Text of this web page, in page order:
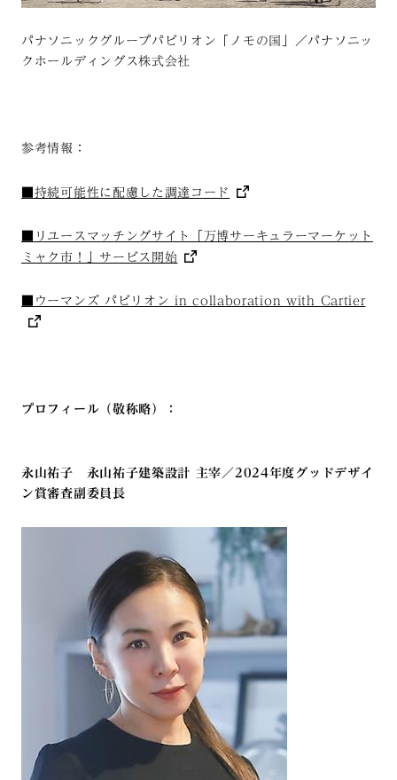
パナソニックグループパビリオン「ノモの国」／パナソニッ
クホールディングス株式会社
参考情報：
■持続可能性に配慮した調達コード
■リユースマッチングサイト「万博サーキュラーマーケット
ミャク市！」サービス開始
■ウーマンズ パビリオン in collaboration with Cartier
プロフィール（敬称略）：
永山祐子 永山祐子建築設計 主宰／2024年度グッドデザイ
ン賞審査副委員長